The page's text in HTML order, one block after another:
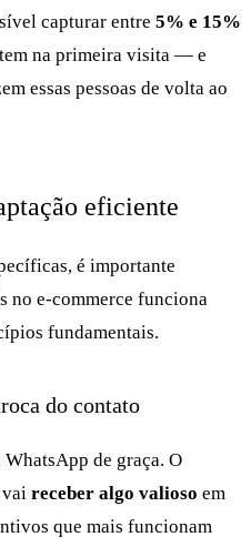
capturar entre 5% e 15%
na primeira visita — e
essas pessoas de volta ao
eficiente
é importante
no e-commerce funciona
fundamentais.
do contato
de graça. O
vai receber algo valioso em
que mais funcionam